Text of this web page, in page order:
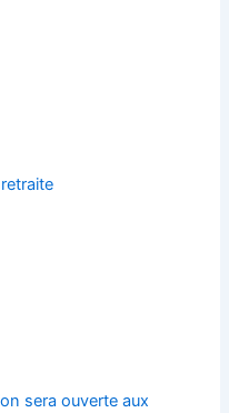
sera ouverte aux